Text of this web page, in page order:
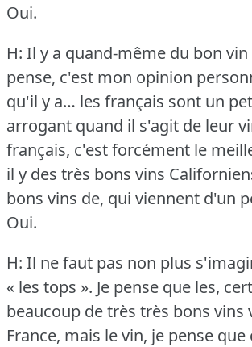
Oui.
H: Il y a quand-même du bon
pense, c'est mon opinion
qu'il y a… les français sont un
arrogant quand il s'agit de leur
français, c'est forcément le
il y des très bons vins
bons vins de, qui viennent d'un
Oui.
H: Il ne faut pas non plus
« les tops ». Je pense que les,
beaucoup de très très bons vins
France, mais le vin, je pense